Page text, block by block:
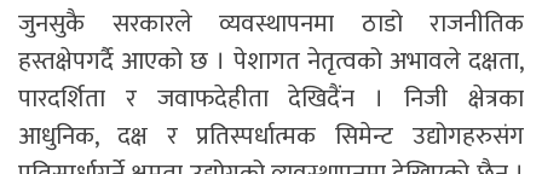
जुनसुकै सरकारले व्यवस्थापनमा ठाडो राजनीतिक
हस्तक्षेपगर्दै आएको छ । पेशागत नेतृत्वको अभावले दक्षता,
पारदर्शिता र जवाफदेहीता देखिदैंन । निजी क्षेत्रका
आधुनिक, दक्ष र प्रतिस्पर्धात्मक सिमेन्ट उद्योगहरुसंग